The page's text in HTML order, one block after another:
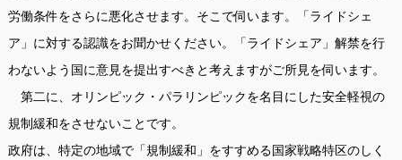
労働条件をさらに悪化させます。そこで伺います。「ライドシェ
ア」に対する認識をお聞かせください。「ライドシェア」解禁を行
わないよう国に意見を提出すべきと考えますがご所見を伺います。
第二に、オリンピック・パラリンピックを名目にした安全軽視の
規制緩和をさせないことです。
政府は、特定の地域で「規制緩和」をすすめる国家戦略特区のしく